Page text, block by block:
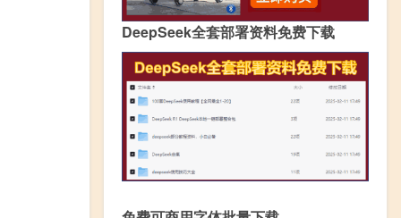
DeepSeek全套部署资料免费下载